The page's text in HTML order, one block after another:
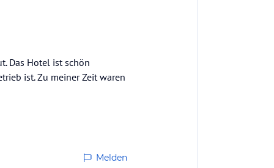
Das Hotel ist schön
ist. Zu meiner Zeit waren
Melden